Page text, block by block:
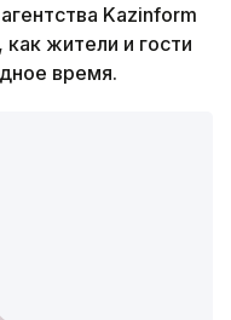
Kazinform
жители и гости
время.